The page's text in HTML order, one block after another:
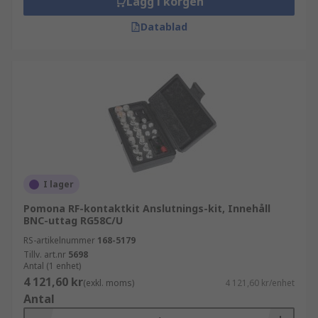
frekvensområden som krävs i din applikation.
Rätt sats ger smidigare arbete och mer
sortiment av RF-
inom samma
huvudkategori, eller kontakta oss på RS
Components för teknisk rådgivning inför ditt val.
Datablad
I lager
Pomona RF-kontaktkit Anslutnings-kit, Innehåll
BNC-uttag RG58C/U
RS-artikelnummer 168-5179
Tillv. art.nr 5698
Antal (1 enhet)
4 121,60 kr(exkl. moms) 4 121,60 kr/enhet
Antal